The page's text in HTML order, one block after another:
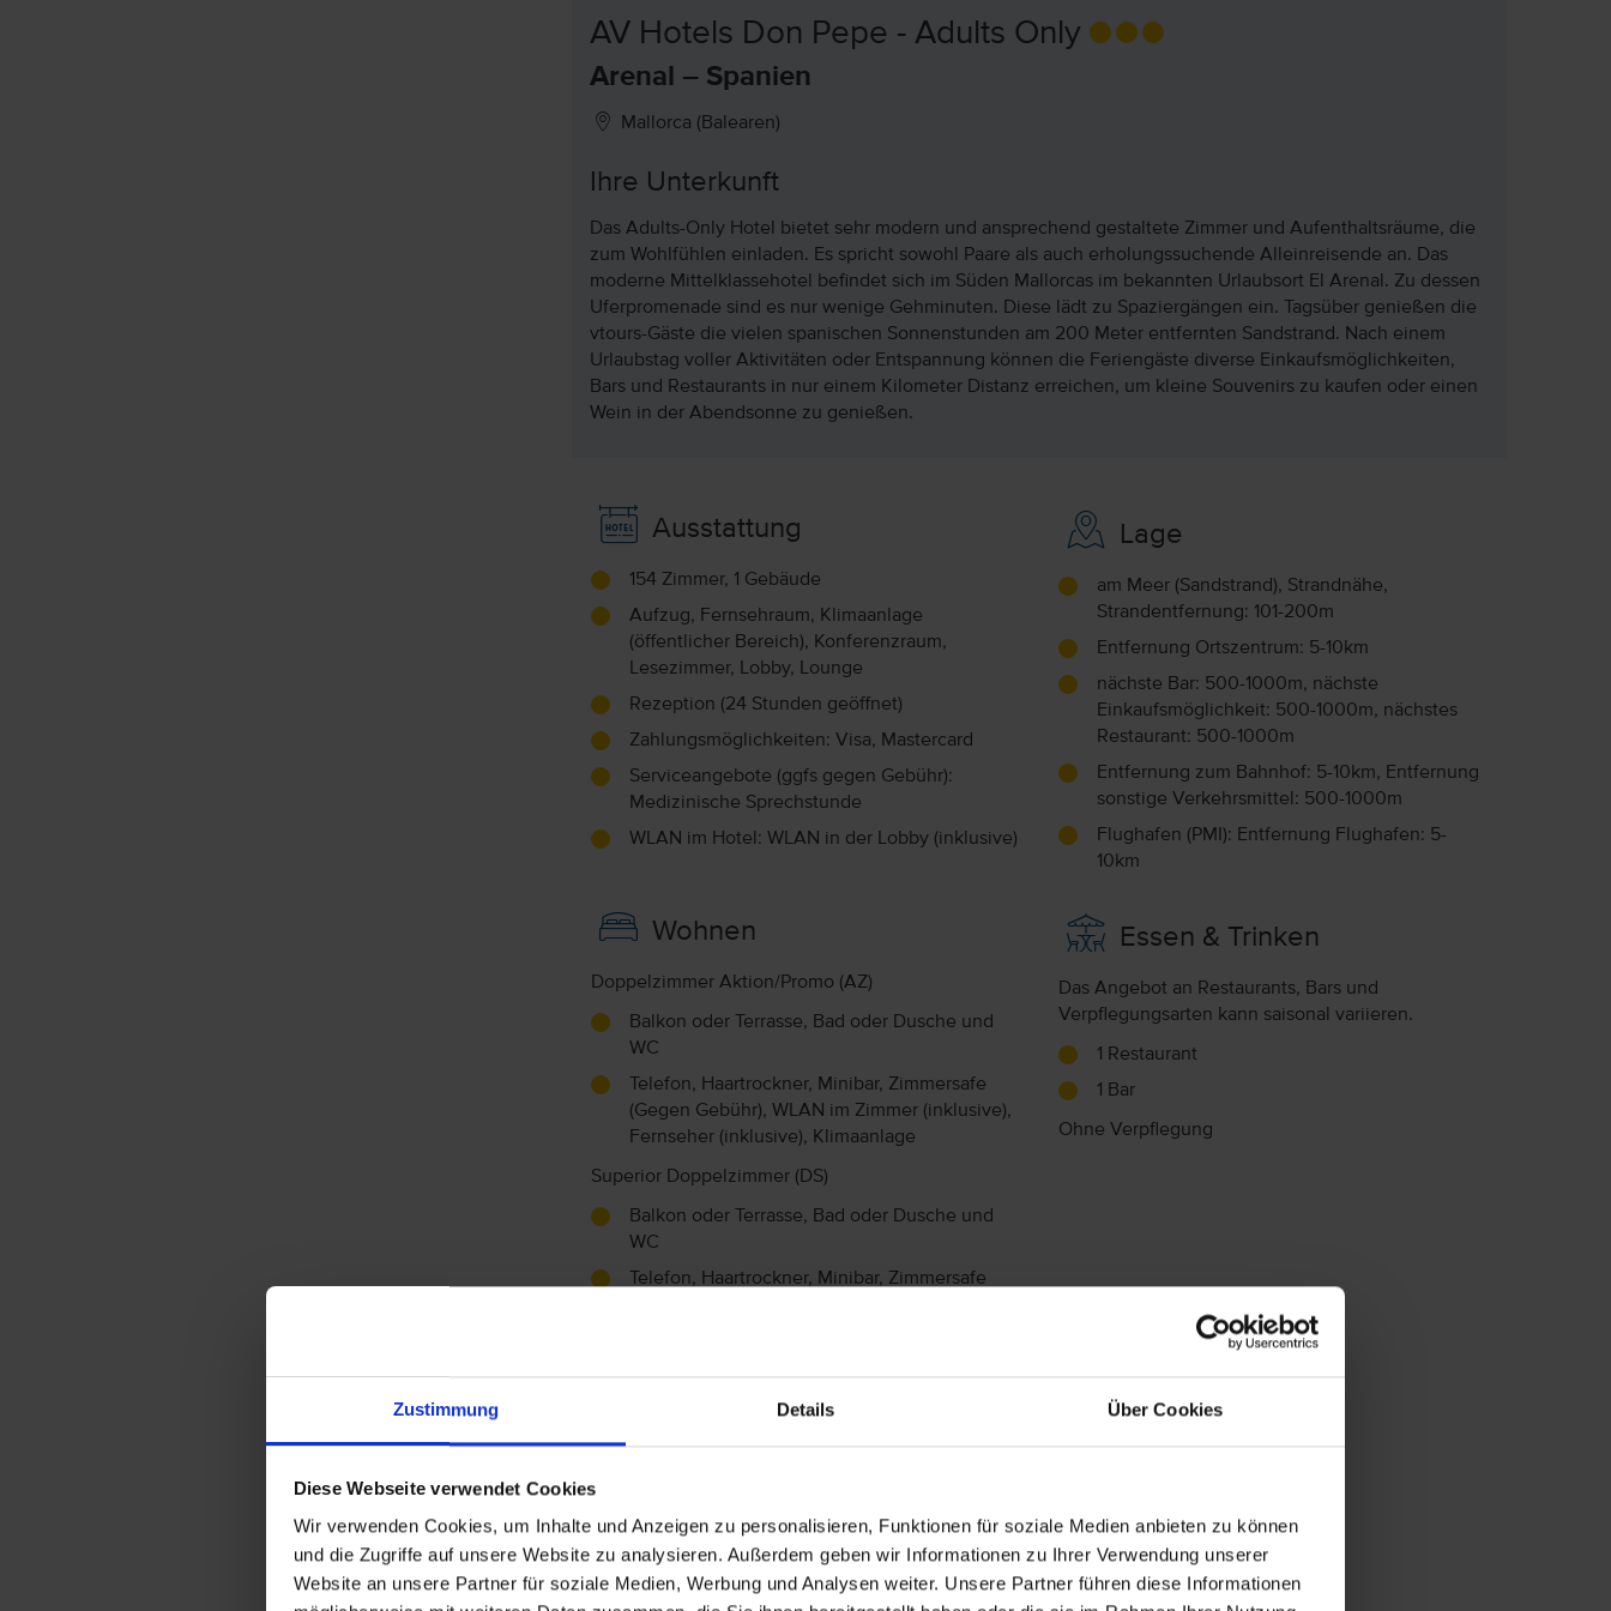
Zustimmung Details Über Cookies
Diese Webseite verwendet Cookies
Wir verwenden Cookies, um Inhalte und Anzeigen zu personalisieren, Funktionen für soziale Medien anbieten zu können
und die Zugriffe auf unsere Website zu analysieren. Außerdem geben wir Informationen zu Ihrer Verwendung unserer
Website an unsere Partner für soziale Medien, Werbung und Analysen weiter. Unsere Partner führen diese Informationen
AV Hotels Don Pepe - Adults Only
Arenal – Spanien
Mallorca (Balearen)
Ihre Unterkunft
Das Adults-Only Hotel bietet sehr modern und ansprechend gestaltete Zimmer und Aufenthaltsräume, die
zum Wohlfühlen einladen. Es spricht sowohl Paare als auch erholungssuchende Alleinreisende an. Das
moderne Mittelklassehotel befindet sich im Süden Mallorcas im bekannten Urlaubsort El Arenal. Zu dessen
Uferpromenade sind es nur wenige Gehminuten. Diese lädt zu Spaziergängen ein. Tagsüber genießen die
vtours-Gäste die vielen spanischen Sonnenstunden am 200 Meter entfernten Sandstrand. Nach einem
Urlaubstag voller Aktivitäten oder Entspannung können die Feriengäste diverse Einkaufsmöglichkeiten,
Bars und Restaurants in nur einem Kilometer Distanz erreichen, um kleine Souvenirs zu kaufen oder einen
Wein in der Abendsonne zu genießen.
Ausstattung
154 Zimmer, 1 Gebäude
Aufzug, Fernsehraum, Klimaanlage
(öffentlicher Bereich), Konferenzraum,
Lesezimmer, Lobby, Lounge
Rezeption (24 Stunden geöffnet)
Zahlungsmöglichkeiten: Visa, Mastercard
Serviceangebote (ggfs gegen Gebühr):
Medizinische Sprechstunde
WLAN im Hotel: WLAN in der Lobby (inklusive)
Lage
am Meer (Sandstrand), Strandnähe,
Strandentfernung: 101-200m
Entfernung Ortszentrum: 5-10km
nächste Bar: 500-1000m, nächste
Einkaufsmöglichkeit: 500-1000m, nächstes
Restaurant: 500-1000m
Entfernung zum Bahnhof: 5-10km, Entfernung
sonstige Verkehrsmittel: 500-1000m
Flughafen (PMI): Entfernung Flughafen: 5-
10km
Wohnen
Doppelzimmer Aktion/Promo (AZ)
Balkon oder Terrasse, Bad oder Dusche und
WC
Telefon, Haartrockner, Minibar, Zimmersafe
(Gegen Gebühr), WLAN im Zimmer (inklusive),
Fernseher (inklusive), Klimaanlage
Superior Doppelzimmer (DS)
Balkon oder Terrasse, Bad oder Dusche und
WC
Telefon, Haartrockner, Minibar, Zimmersafe
Balkon oder Terrasse, Bad oder Dusche und
(Gegen Gebühr), WLAN im Zimmer (inklusive),
Fernseher (inklusive), Klimaanlage
Doppelzimmer (DZ)
Essen & Trinken
Das Angebot an Restaurants, Bars und
Verpflegungsarten kann saisonal variieren.
1 Restaurant
1 Bar
Ohne Verpflegung